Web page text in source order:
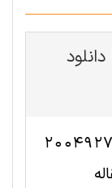
فایل انگلیسی این مقاله با شناسه 2004927